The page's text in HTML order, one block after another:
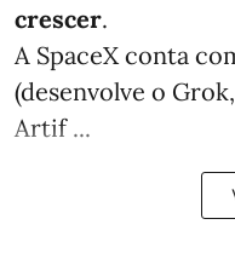
crescer.
A SpaceX conta
(desenvolve o
Artif ...